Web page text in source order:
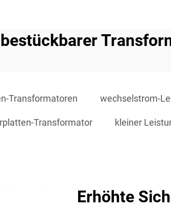
Transformatoren wechselstrom-
Transformator kleiner
Erhöhte